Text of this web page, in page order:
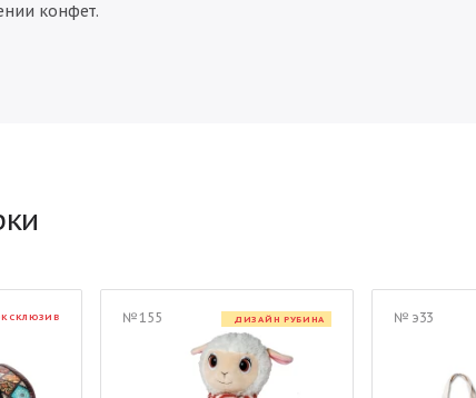
конфет.
№ 155 ДИЗАЙН РУБИНА № э33